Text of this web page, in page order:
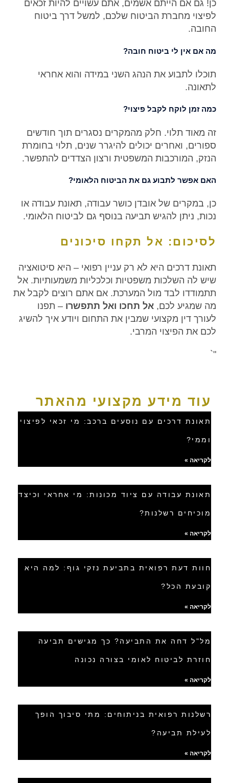
כן! גם אם הייתם אשמים, אתם עשויים להיות זכאים
לפיצוי מחברת הביטוח שלכם, למשל דרך ביטוח
החובה.
מה אם אין לי ביטוח חובה?
תוכלו לתבוע את הנהג השני במידה והוא אחראי
לתאונה.
כמה זמן לוקח לקבל פיצוי?
זה מאוד תלוי. חלק מהמקרים נסגרים תוך חודשים
ספורים, ואחרים יכולים להיגרר שנים, תלוי בחומרת
הנזק, המורכבות המשפטית ורצון הצדדים להתפשר.
האם אפשר לתבוע גם את הביטוח הלאומי?
כן, במקרים של אובדן כושר עבודה, תאונת עבודה או
נכות, ניתן להגיש תביעה בנוסף גם לביטוח הלאומי.
לסיכום: אל תקחו סיכונים
תאונת דרכים היא לא רק עניין רפואי – היא סיטואציה
שיש לה השלכות משפטיות וכלכליות משמעותיות. אל
תתמודדו לבד מול המערכת. אם אתם רוצים לקבל את
מה שמגיע לכם, אל תחכו ואל תתפשרו – תפנו
לעורך דין מקצועי שמבין את התחום ויודע איך להשיג
לכם את הפיצוי המרבי.
"`
עוד מידע מקצועי מהאתר
תאונת דרכים עם נוסעים ברכב: מי זכאי לפיצוי
וממי?
לקריאה »
תאונת עבודה עם ציוד מכונות: מי אחראי וכיצד
מוכיחים רשלנות?
לקריאה »
חוות דעת רפואית בתביעת נזקי גוף: למה היא
קובעת הכל?
לקריאה »
מל"ל דחה את התביעה? כך מגישים תביעה
חוזרת לביטוח לאומי בצורה נכונה
לקריאה »
רשלנות רפואית בניתוחים: מתי סיבוך הופך
לעילת תביעה?
לקריאה »